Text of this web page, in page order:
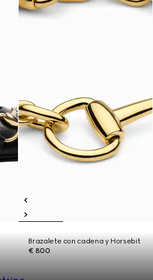
Brazalete con cadena y Horsebit
€ 800